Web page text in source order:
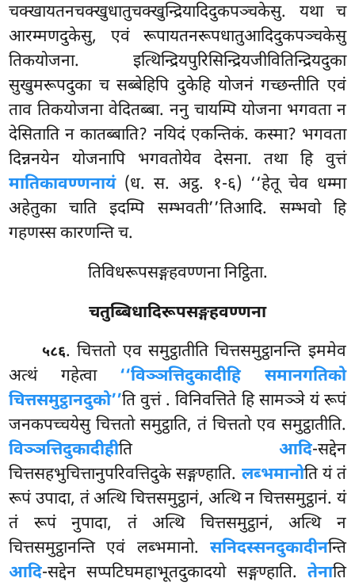
चक्खायतनचक्खुधातुचक्खुन्द्रियादिदुकपञ्चकेसु. यथा च
आरम्मणदुकेसु, एवं रूपायतनरूपधातुआदिदुकपञ्चकेसु
तिकयोजना. इत्थिन्द्रियपुरिसिन्द्रियजीवितिन्द्रियदुका
सुखुमरूपदुका च सब्बेहिपि दुकेहि योजनं गच्छन्तीति एवं
ताव तिकयोजना वेदितब्बा. ननु चायम्पि योजना भगवता न
देसिताति न कातब्बाति? नयिदं एकन्तिकं. कस्मा? भगवता
दिन्ननयेन योजनापि भगवतोयेव देसना. तथा हि वुत्तं
मातिकावण्णनायं(ध. स. अट्ठ. १-६) ‘‘हेतू चेव धम्मा
अहेतुका चाति इदम्पि सम्भवती’’तिआदि. सम्भवो हि
गहणस्स कारणन्ति च.
तिविधरूपसङ्गहवण्णना निट्ठिता.
चतुब्बिधादिरूपसङ्गहवण्णना
५८६. चित्ततो एव समुट्ठातीति चित्तसमुट्ठानन्ति इममेव
अत्थं गहेत्वा ‘‘विञ्ञत्तिदुकादीहि समानगतिको
चित्तसमुट्ठानदुको’’ति वुत्तं . विनिवत्तिते हि सामञ्ञे यं रूपं
जनकपच्चयेसु चित्ततो समुट्ठाति, तं चित्ततो एव समुट्ठातीति.
विञ्ञत्तिदुकादीहीति आदि-सद्देन
चित्तसहभुचित्तानुपरिवत्तिदुके सङ्गण्हाति. लब्भमानोति यं तं
रूपं उपादा, तं अत्थि चित्तसमुट्ठानं, अत्थि न चित्तसमुट्ठानं. यं
तं रूपं नुपादा, तं अत्थि चित्तसमुट्ठानं, अत्थि न
चित्तसमुट्ठानन्ति एवं लब्भमानो. सनिदस्सनदुकादीनन्ति
आदि-सद्देन सप्पटिघमहाभूतदुकादयो सङ्गण्हाति. तेनाति